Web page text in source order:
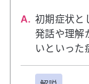
A. 初期症状と
発話や理解
いといった